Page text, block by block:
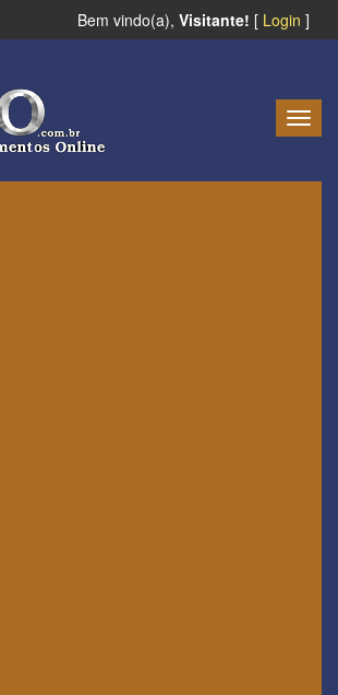
Bem vindo(a), Visitante! [ Login ]